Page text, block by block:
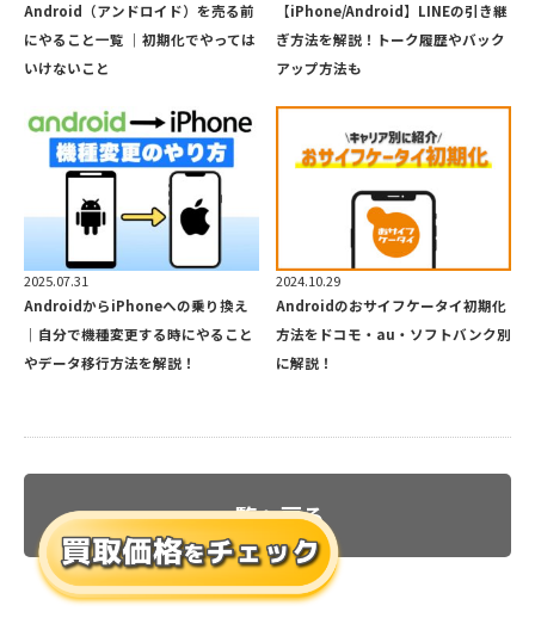
Android（アンドロイド）を売る前
にやること一覧 ｜初期化でやっては
いけないこと
【iPhone/Android】LINEの引き継
ぎ方法を解説！トーク履歴やバック
アップ方法も
2025.07.31
AndroidからiPhoneへの乗り換え
｜自分で機種変更する時にやること
やデータ移行方法を解説！
2024.10.29
Androidのおサイフケータイ初期化
方法をドコモ・au・ソフトバンク別
に解説！
一覧へ戻る